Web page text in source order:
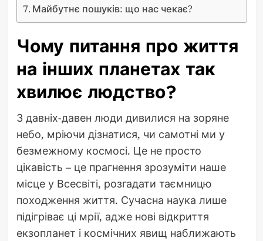
Майбутнє пошуків: що нас чекає?
Чому питання про життя
на інших планетах так
хвилює людство?
З давніх-давен люди дивилися на зоряне
небо, мріючи дізнатися, чи самотні ми у
безмежному космосі. Це не просто
цікавість – це прагнення зрозуміти наше
місце у Всесвіті, розгадати таємницю
походження життя. Сучасна наука лише
підігріває ці мрії, адже нові відкриття
екзопланет і космічних явищ наближають